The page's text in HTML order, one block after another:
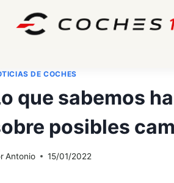
DE COCHES
que sabemos
posibles
Antonio 15/01/2022